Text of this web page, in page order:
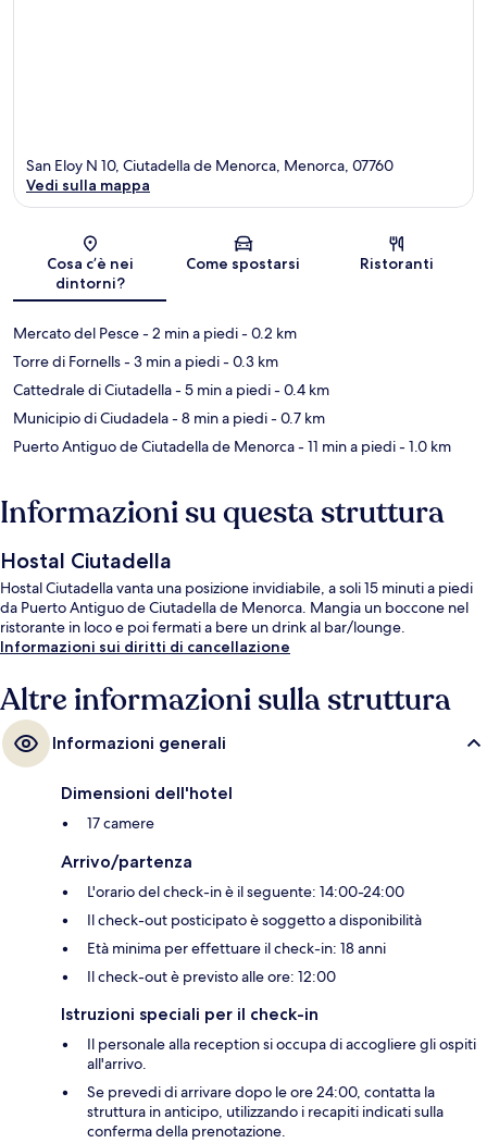
Mappa
San Eloy N 10, Ciutadella de Menorca, Menorca, 07760
Vedi sulla mappa
Cosa c’è nei
dintorni?
Come spostarsi Ristoranti
Mercato del Pesce- 2 min a piedi- 0.2 km
Torre di Fornells- 3 min a piedi- 0.3 km
Cattedrale di Ciutadella- 5 min a piedi- 0.4 km
Municipio di Ciudadela- 8 min a piedi- 0.7 km
Puerto Antiguo de Ciutadella de Menorca- 11 min a piedi- 1.0 km
Informazioni su questa struttura
Hostal Ciutadella
Hostal Ciutadella vanta una posizione invidiabile, a soli 15 minuti a piedi
da Puerto Antiguo de Ciutadella de Menorca. Mangia un boccone nel
ristorante in loco e poi fermati a bere un drink al bar/lounge.
Informazioni sui diritti di cancellazione
Altre informazioni sulla struttura
Informazioni generali
Dimensioni dell'hotel
17 camere
Arrivo/partenza
L'orario del check-in è il seguente: 14:00-24:00
Il check-out posticipato è soggetto a disponibilità
Età minima per effettuare il check-in: 18 anni
Il check-out è previsto alle ore: 12:00
Istruzioni speciali per il check-in
Il personale alla reception si occupa di accogliere gli ospiti
all'arrivo.
Se prevedi di arrivare dopo le ore 24:00, contatta la
struttura in anticipo, utilizzando i recapiti indicati sulla
conferma della prenotazione.